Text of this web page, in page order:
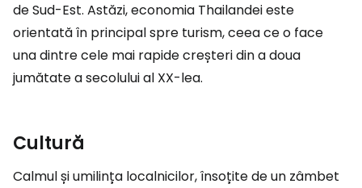
de Sud-Est. Astăzi, economia Thailandei este
orientată în principal spre turism, ceea ce o face
una dintre cele mai rapide creșteri din a doua
jumătate a secolului al XX-lea.
Cultură
Calmul și umilința localnicilor, însoțite de un zâmbet